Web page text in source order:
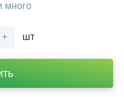
много
+ шт